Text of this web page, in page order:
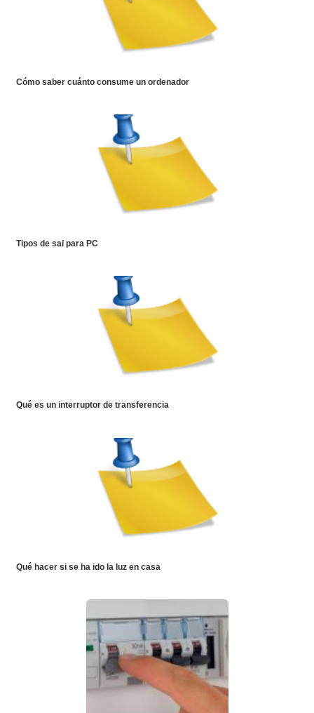
Cómo saber cuánto consume un ordenador
Tipos de sai para PC
Qué es un interruptor de transferencia
Qué hacer si se ha ido la luz en casa